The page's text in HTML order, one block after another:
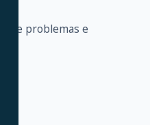
de problemas e